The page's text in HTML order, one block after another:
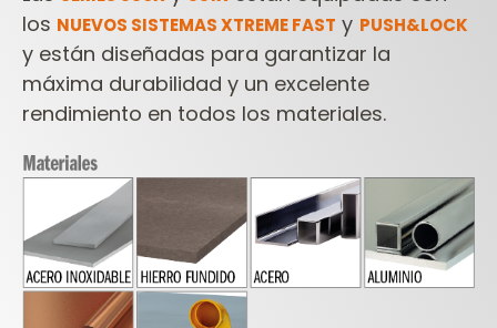
los NUEVOS SISTEMAS XTREME FAST y PUSH&LOCK
y están diseñadas para garantizar la
máxima durabilidad y un excelente
rendimiento en todos los materiales.